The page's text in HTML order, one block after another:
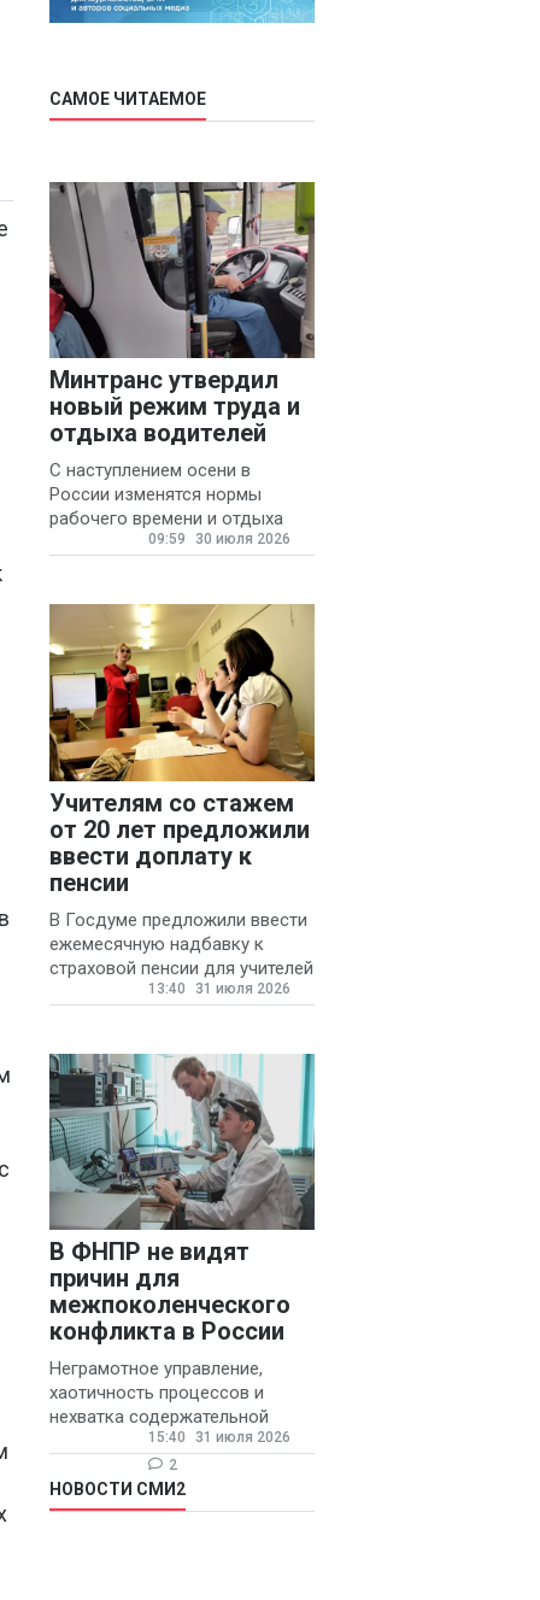
САМОЕ ЧИТАЕМОЕ
Минтранс утвердил
новый режим труда и
отдыха водителей
С наступлением осени в
России изменятся нормы
рабочего времени и отдыха
для автомобилистов.
09:59 30 июля 2026
Учителям со стажем
от 20 лет предложили
ввести доплату к
пенсии
В Госдуме предложили ввести
ежемесячную надбавку к
страховой пенсии для учителей
государственных и
13:40 31 июля 2026
В ФНПР не видят
причин для
межпоколенческого
конфликта в России
Неграмотное управление,
хаотичность процессов и
нехватка содержательной
обратной связи от
руководителя являются
основными причинами
конфликтов и раздражения в
15:40
31 июля 2026
2
НОВОСТИ СМИ2